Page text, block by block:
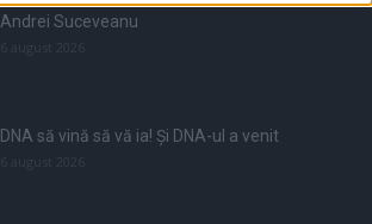
Andrei Suceveanu
DNA să vină să vă ia! Și DNA-ul a venit